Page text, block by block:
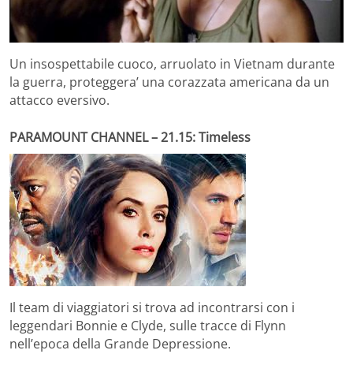
Un insospettabile cuoco, arruolato in Vietnam durante
la guerra, proteggera’ una corazzata americana da un
attacco eversivo.
PARAMOUNT CHANNEL – 21.15: Timeless
Il team di viaggiatori si trova ad incontrarsi con i
leggendari Bonnie e Clyde, sulle tracce di Flynn
nell’epoca della Grande Depressione.